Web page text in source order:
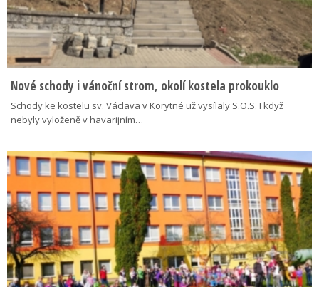
Nové schody i vánoční strom, okolí kostela prokouklo
Schody ke kostelu sv. Václava v Korytné už vysílaly S.O.S. I když
nebyly vyloženě v havarijním…